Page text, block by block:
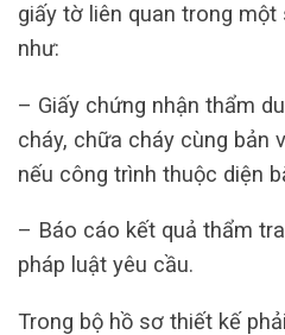
giấy tờ liên quan trong
như:
– Giấy chứng nhận thẩm
cháy, chữa cháy cùng bản
nếu công trình thuộc diện
– Báo cáo kết quả thẩm
pháp luật yêu cầu.
Trong bộ hồ sơ thiết kế